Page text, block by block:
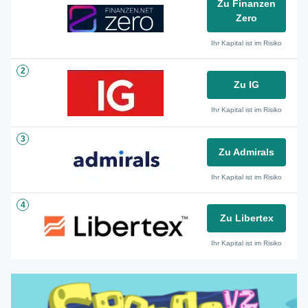
Zu Finanzen
Zero
Ihr Kapital ist im Risiko
2
Zu IG
Ihr Kapital ist im Risiko
3
Zu Admirals
Ihr Kapital ist im Risiko
4
Zu Libertex
Ihr Kapital ist im Risiko